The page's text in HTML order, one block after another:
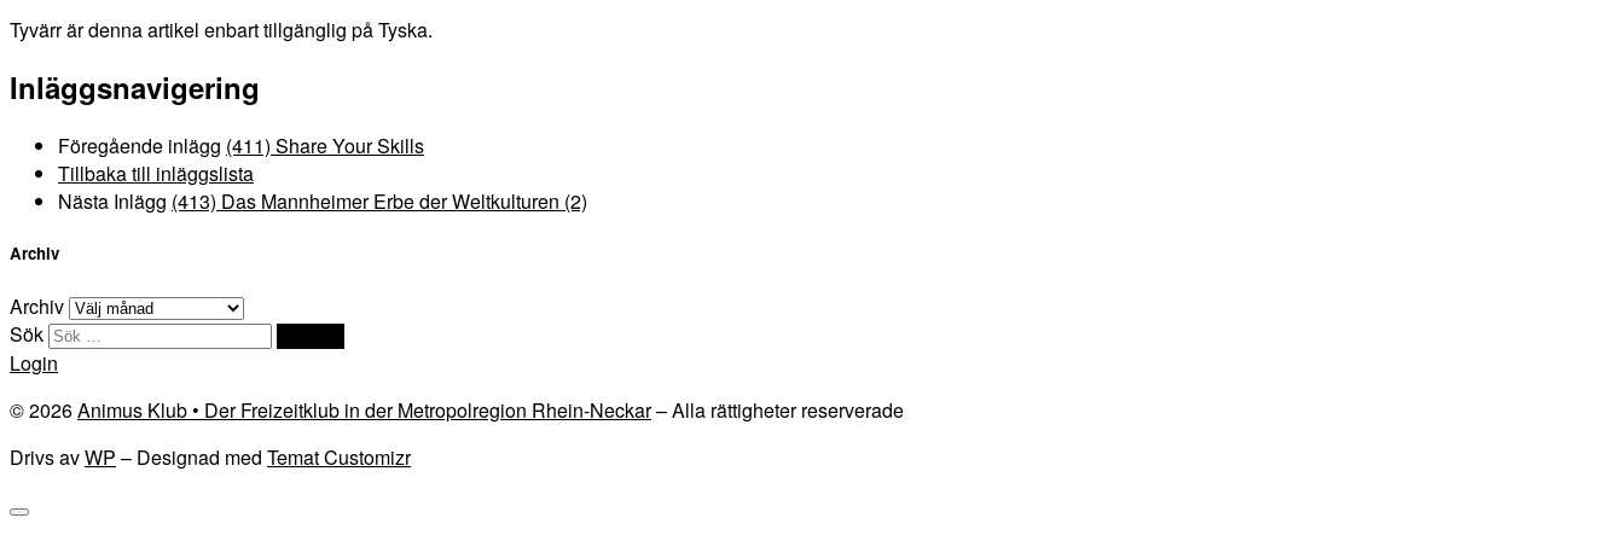
Tyvärr är denna artikel enbart tillgänglig på Tyska.
Inläggsnavigering
Föregående inlägg (411) Share Your Skills
Tillbaka till inläggslista
Nästa Inlägg (413) Das Mannheimer Erbe der Weltkulturen (2)
Archiv
Archiv
Sök
Login
© 2026Animus Klub • Der Freizeitklub in der Metropolregion Rhein-Neckar– Alla rättigheter reserverade
Drivs avWP – Designad med Temat Customizr